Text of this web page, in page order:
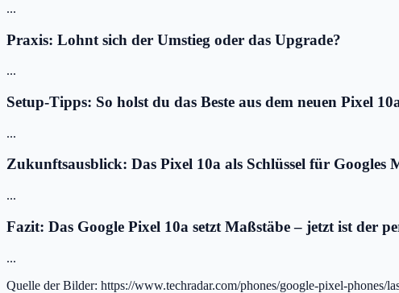
...
Praxis: Lohnt sich der Umstieg oder das Upgrade?
...
Setup-Tipps: So holst du das Beste aus dem neuen Pixel
...
Zukunftsausblick: Das Pixel 10a als Schlüssel für Googles
...
Fazit: Das Google Pixel 10a setzt Maßstäbe – jetzt ist der
...
Quelle der Bilder: https://www.techradar.com/phones/google-pixel-phones/